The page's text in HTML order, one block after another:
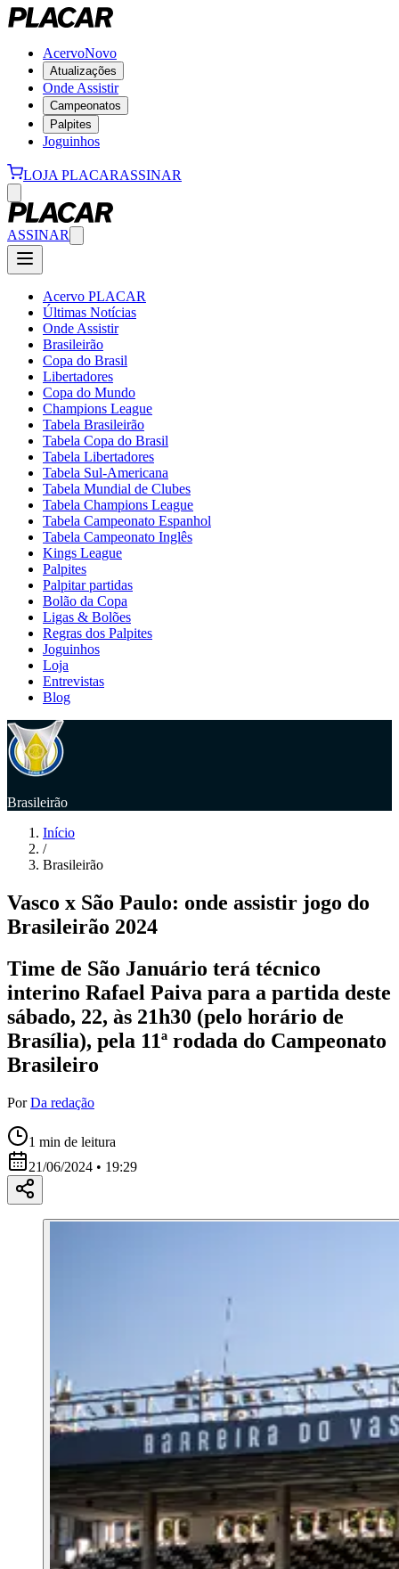
AcervoNovo
Atualizações
Onde Assistir
Campeonatos
Palpites
Joguinhos
LOJA PLACARASSINAR
ASSINAR
Acervo PLACAR
Últimas Notícias
Onde Assistir
Brasileirão
Copa do Brasil
Libertadores
Copa do Mundo
Champions League
Tabela Brasileirão
Tabela Copa do Brasil
Tabela Libertadores
Tabela Sul-Americana
Tabela Mundial de Clubes
Tabela Champions League
Tabela Campeonato Espanhol
Tabela Campeonato Inglês
Kings League
Palpites
Palpitar partidas
Bolão da Copa
Ligas & Bolões
Regras dos Palpites
Joguinhos
Loja
Entrevistas
Blog
Brasileirão
Início
/
Brasileirão
Vasco x São Paulo: onde assistir jogo do
Brasileirão 2024
Time de São Januário terá técnico
interino Rafael Paiva para a partida deste
sábado, 22, às 21h30 (pelo horário de
Brasília), pela 11ª rodada do Campeonato
Brasileiro
Por Da redação
1 min de leitura
21/06/2024 • 19:29